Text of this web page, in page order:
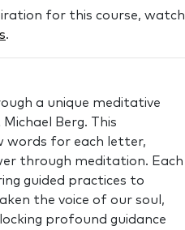
for this course, watch
.
a unique meditative
Berg. This
words for each letter,
through meditation. Each
guided practices to
the voice of our soul,
profound guidance